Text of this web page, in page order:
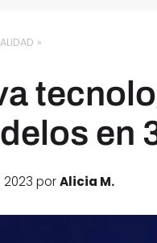
»
en
2023 porAlicia M.